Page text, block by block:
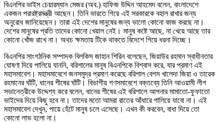
বিএনপির ভাইস চেয়ারম্যান মেজর (অব.) হাফিজ উদ্দিন আহমেদ বলেন, বাংলাদেশে
একজন পরারষ্ট্রমন্ত্রী আছেন। তিনি ভারতে গিয়ে এই সরকারকে বহাল রাখার জন্য
অনুরোধ জানিয়েছেন। তারা এই দেশের মানুষের জন্য ভালো কোনো কাজ করছে না।
দেশের মানুষের প্রতি তাদের কোনো খেয়াল নেই। মানুষ কষ্টে আছে, না খেয়ে আছে তার
কোনো খোঁজ রাখে না। অথচ ক্ষমতায় টিকে থাকতে বিদেশে গিয়ে ধরনা দিচ্ছে।
বিএনপির সাংগঠনিক সম্পাদক বিলকিস জাহান শিরিন বলেছেন, জিয়াউর রহমান স্বাধীনতার
ঘোষণা দিয়ে পালিয়ে যাননি, বরিশালের মানুষ বিএনপিকে বিশ্বাস করে, যার প্রমাণ এই
মহাসমাবেশ। মহাসমাবেশে জনসমুদ্র প্রমাণ করেছে বরিশাল বেগম খালেদা জিয়া ও তারেক
রহমানের ঘাঁটি, ধানের শীষের ঘাঁটি। বিভাগীয় গণসমাবেশে বক্তব্যে তিনি আওয়ামী লীগ
সভানেত্রীকে উদ্দেশ্য করে বলেন, ধানের শীষের এই বরিশালে আপনার মামাতো-ফুফাতো
ভাইদের দিয়ে কিছু হবে না। তাদের মতো আমরা রাতের আঁধারে পালিয়ে যাবো না। এই
মহাসমাবেশ দেখুন, পায়ে হেঁটে মানুষ চলে এসেছে। এখন কী করবেন, বাধা দিয়ে তো
কোনো লাভ হলো না।